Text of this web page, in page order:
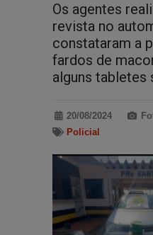
Os agentes
revista no
constataram a
fardos de
alguns tabletes
20/08/2024
Policial